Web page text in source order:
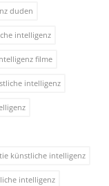
duden
intelligenz
filme
intelligenz
künstliche intelligenz
intelligenz